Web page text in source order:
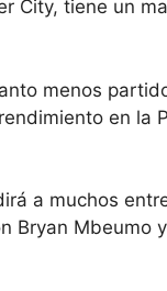
City, tiene un
menos
en la
a muchos
Bryan Mbeumo